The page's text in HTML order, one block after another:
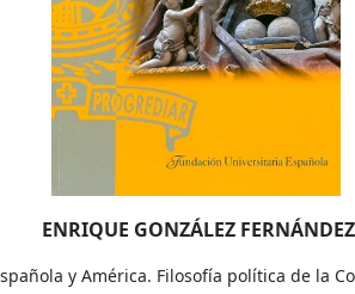
ENRIQUE GONZÁLEZ FERNÁNDEZ
y América. Filosofía política de la